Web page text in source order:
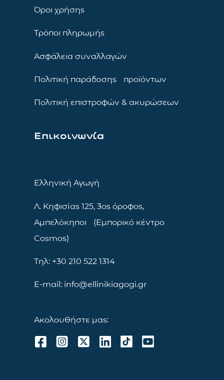
Όροι χρήσης
Τρόποι πληρωμής
Ασφάλεια συναλλαγών
Πολιτική παράδοσης προϊόντων
Πολιτική επιστροφών & ακυρώσεων
Επικοινωνία
Ελληνική Αγωγή
Λ. Κηφισίας 125, 3ος όροφος,
Αμπελόκηποι (Εμπορικό κέντρο
Cosmos)
Τηλ: +30 210 522 1314
E-mail: info@ellinikiagogi.gr
Ακολουθήστε μας: